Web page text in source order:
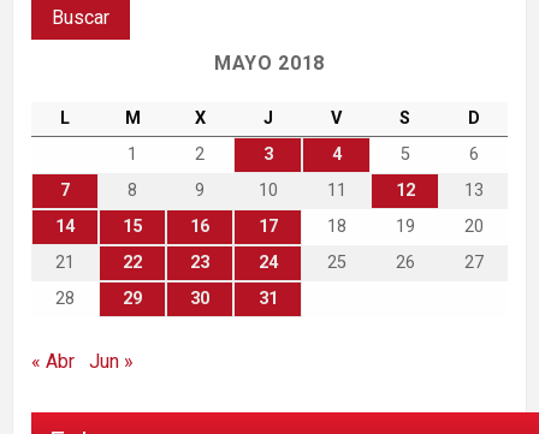
MAYO 2018
L M X J V S
D
1
2 3 4 5
6
7
8 9 10 11 12
13
14
15 16 17 18 19
20
21
22 23 24 25 26
27
28
29 30 31
« Abr Jun »